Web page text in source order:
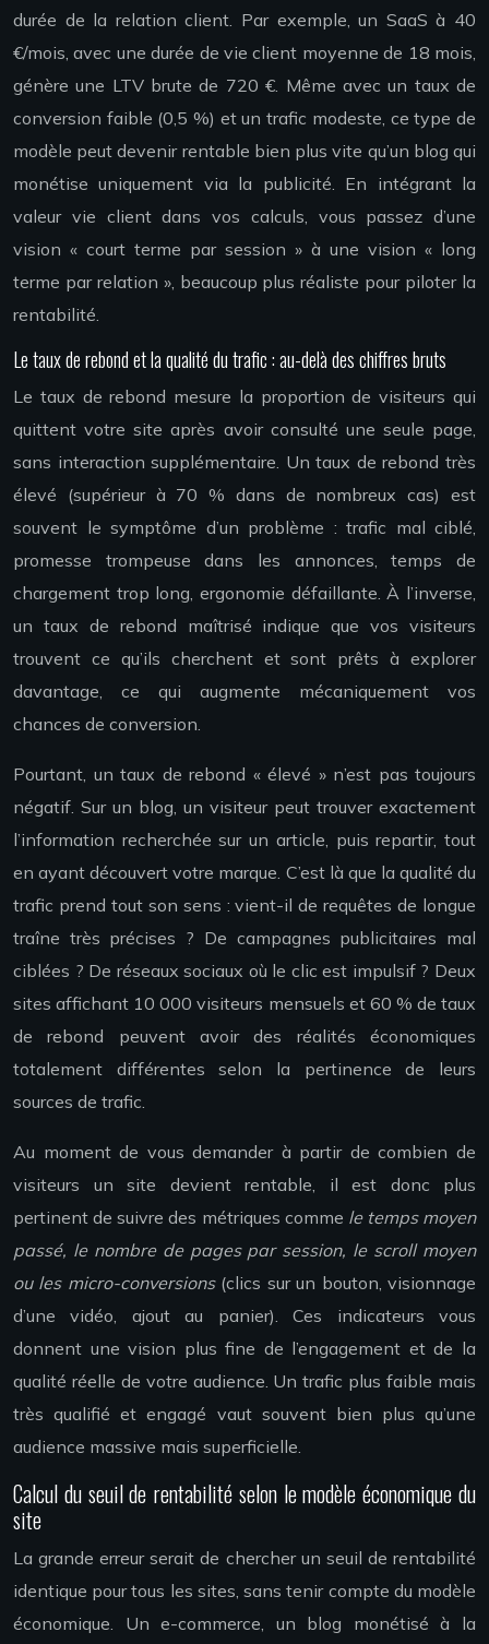
durée de la relation client. Par exemple, un SaaS à 40
€/mois, avec une durée de vie client moyenne de 18 mois,
génère une LTV brute de 720 €. Même avec un taux de
conversion faible (0,5 %) et un trafic modeste, ce type de
modèle peut devenir rentable bien plus vite qu’un blog qui
monétise uniquement via la publicité. En intégrant la
valeur vie client dans vos calculs, vous passez d’une
vision « court terme par session » à une vision « long
terme par relation », beaucoup plus réaliste pour piloter la
rentabilité.
Le taux de rebond et la qualité du trafic : au-delà des chiffres bruts
Le taux de rebond mesure la proportion de visiteurs qui
quittent votre site après avoir consulté une seule page,
sans interaction supplémentaire. Un taux de rebond très
élevé (supérieur à 70 % dans de nombreux cas) est
souvent le symptôme d’un problème : trafic mal ciblé,
promesse trompeuse dans les annonces, temps de
chargement trop long, ergonomie défaillante. À l’inverse,
un taux de rebond maîtrisé indique que vos visiteurs
trouvent ce qu’ils cherchent et sont prêts à explorer
davantage, ce qui augmente mécaniquement vos
chances de conversion.
Pourtant, un taux de rebond « élevé » n’est pas toujours
négatif. Sur un blog, un visiteur peut trouver exactement
l’information recherchée sur un article, puis repartir, tout
en ayant découvert votre marque. C’est là que la qualité du
trafic prend tout son sens : vient-il de requêtes de longue
traîne très précises ? De campagnes publicitaires mal
ciblées ? De réseaux sociaux où le clic est impulsif ? Deux
sites affichant 10 000 visiteurs mensuels et 60 % de taux
de rebond peuvent avoir des réalités économiques
totalement différentes selon la pertinence de leurs
sources de trafic.
Au moment de vous demander à partir de combien de
visiteurs un site devient rentable, il est donc plus
pertinent de suivre des métriques comme le temps moyen
passé, le nombre de pages par session, le scroll moyen
ou les micro-conversions(clics sur un bouton, visionnage
d’une vidéo, ajout au panier). Ces indicateurs vous
donnent une vision plus fine de l’engagement et de la
qualité réelle de votre audience. Un trafic plus faible mais
très qualifié et engagé vaut souvent bien plus qu’une
audience massive mais superficielle.
Calcul du seuil de rentabilité selon le modèle économique du
site
La grande erreur serait de chercher un seuil de rentabilité
identique pour tous les sites, sans tenir compte du modèle
économique. Un e-commerce, un blog monétisé à la